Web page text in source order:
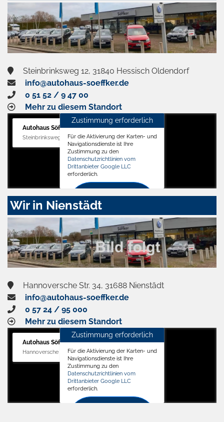
Steinbrinksweg 12, 31840 Hessisch Oldendorf
info@autohaus-soeffker.de
0 51 52 / 9 47 00
Mehr zu diesem Standort
Autohaus Söffker GmbH
Steinbrinksweg 12, 31840 Hessisch Oldendorf
Zustimmung erforderlich
Für die Aktivierung der Karten- und
Navigationsdienste ist Ihre
Zustimmung zu den
Datenschutzrichtlinien vom
Drittanbieter Google LLC
erforderlich.
Zustimmen
aktivieren
Wir in Nienstädt
Hannoversche Str. 34, 31688 Nienstädt
info@autohaus-soeffker.de
0 57 24 / 95 000
Mehr zu diesem Standort
Autohaus Söffker GmbH
Hannoversche Str. 34, 31688 Nienstädt
Zustimmung erforderlich
Für die Aktivierung der Karten- und
Navigationsdienste ist Ihre
Zustimmung zu den
Datenschutzrichtlinien vom
Drittanbieter Google LLC
erforderlich.